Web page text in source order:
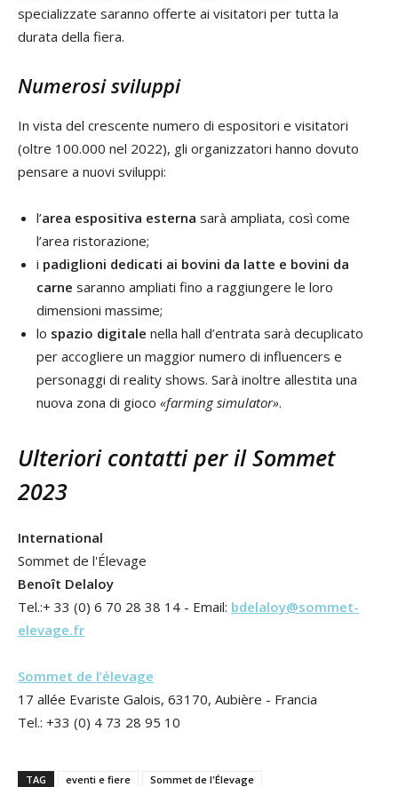
specializzate saranno offerte ai visitatori per tutta la
durata della fiera.
Numerosi sviluppi
In vista del crescente numero di espositori e visitatori
(oltre 100.000 nel 2022), gli organizzatori hanno dovuto
pensare a nuovi sviluppi:
l’area espositiva esterna sarà ampliata, così come
l’area ristorazione;
i padiglioni dedicati ai bovini da latte e bovini da
carne saranno ampliati fino a raggiungere le loro
dimensioni massime;
lo spazio digitale nella hall d’entrata sarà decuplicato
per accogliere un maggior numero di influencers e
personaggi di reality shows. Sarà inoltre allestita una
nuova zona di gioco «farming simulator».
Ulteriori contatti per il Sommet
2023
International
Sommet de l'Élevage
Benoît Delaloy
Tel.:+ 33 (0) 6 70 28 38 14 - Email: bdelaloy@sommet-
elevage.fr
Sommet de l’élevage
17 allée Evariste Galois, 63170, Aubière - Francia
Tel.: +33 (0) 4 73 28 95 10
TAG eventi e fiere Sommet de l'Élevage